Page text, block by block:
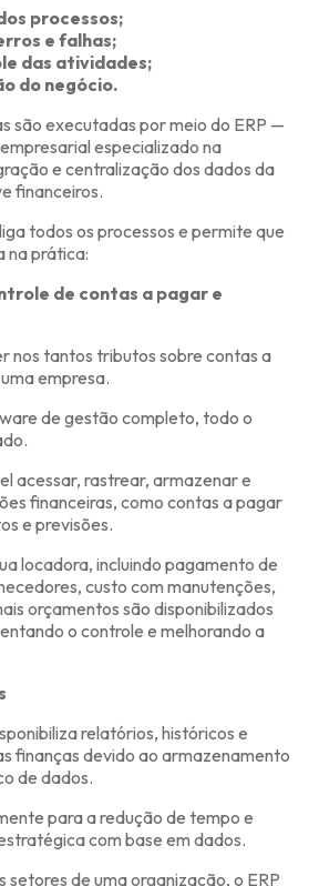
processos;
e falhas;
das atividades;
do negócio.
são executadas por meio do ERP —
especializado na
e centralização dos dados da
financeiros.
todos os processos e permite que
na prática:
de contas a pagar e
nos tantos tributos sobre contas a
empresa.
de gestão completo, todo o
acessar, rastrear, armazenar e
financeiras, como contas a pagar
e previsões.
locadora, incluindo pagamento de
custo com manutenções,
orçamentos são disponibilizados
o controle e melhorando a
relatórios, históricos e
finanças devido ao armazenamento
de dados.
para a redução de tempo e
com base em dados.
setores de uma organização, o ERP